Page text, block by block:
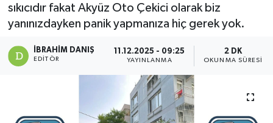
sıkıcıdır fakat Akyüz Oto Çekici olarak biz
yanınızdayken panik yapmanıza hiç gerek yok.
İBRAHIM DANIŞ
EDITÖR
11.12.2025 - 09:25
YAYINLANMA
2 DK
OKUNMA SÜRESI
Haber Arşivi